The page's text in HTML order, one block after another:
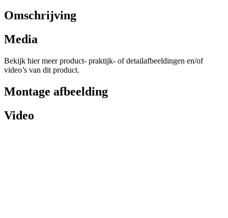
Omschrijving
Media
Bekijk hier meer product- praktijk- of detailafbeeldingen en/of
video’s van dit product.
Montage afbeelding
Video